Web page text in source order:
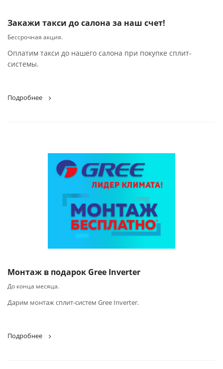
Закажи такси до салона за наш счет!
Бессрочная акция.
Оплатим такси до нашего салона при покупке сплит-
системы.
Подробнее
Монтаж в подарок Gree Inverter
До конца месяца.
Дарим монтаж сплит-систем Gree Inverter.
Подробнее